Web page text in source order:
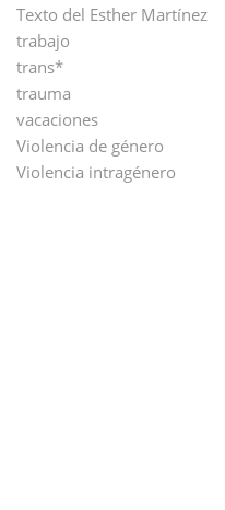
Texto del Esther Martínez
trabajo
trans*
trauma
vacaciones
Violencia de género
Violencia intragénero